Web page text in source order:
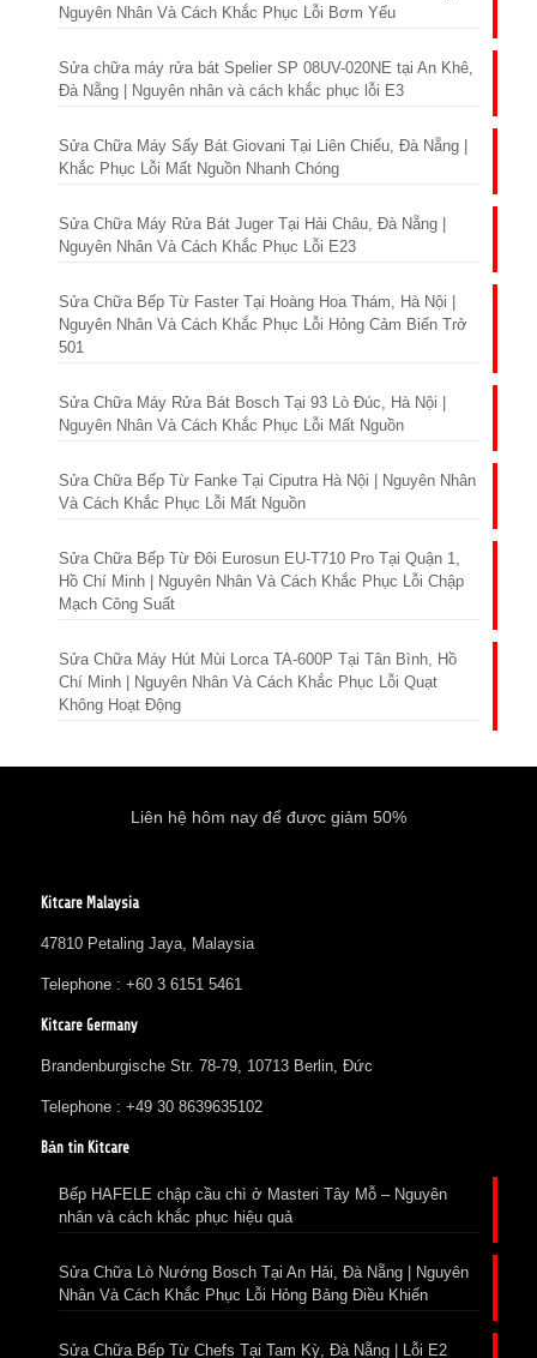
Nguyên Nhân Và Cách Khắc Phục Lỗi Bơm Yếu
Sửa chữa máy rửa bát Spelier SP 08UV-020NE tại An Khê,
Đà Nẵng | Nguyên nhân và cách khắc phục lỗi E3
Sửa Chữa Máy Sấy Bát Giovani Tại Liên Chiểu, Đà Nẵng |
Khắc Phục Lỗi Mất Nguồn Nhanh Chóng
Sửa Chữa Máy Rửa Bát Juger Tại Hải Châu, Đà Nẵng |
Nguyên Nhân Và Cách Khắc Phục Lỗi E23
Sửa Chữa Bếp Từ Faster Tại Hoàng Hoa Thám, Hà Nội |
Nguyên Nhân Và Cách Khắc Phục Lỗi Hỏng Cảm Biến Trở
501
Sửa Chữa Máy Rửa Bát Bosch Tại 93 Lò Đúc, Hà Nội |
Nguyên Nhân Và Cách Khắc Phục Lỗi Mất Nguồn
Sửa Chữa Bếp Từ Fanke Tại Ciputra Hà Nội | Nguyên Nhân
Và Cách Khắc Phục Lỗi Mất Nguồn
Sửa Chữa Bếp Từ Đôi Eurosun EU-T710 Pro Tại Quận 1,
Hồ Chí Minh | Nguyên Nhân Và Cách Khắc Phục Lỗi Chập
Mạch Công Suất
Sửa Chữa Máy Hút Mùi Lorca TA-600P Tại Tân Bình, Hồ
Chí Minh | Nguyên Nhân Và Cách Khắc Phục Lỗi Quạt
Không Hoạt Động
Liên hệ hôm nay để được giảm 50%
Kitcare Malaysia
47810 Petaling Jaya, Malaysia
Telephone : +60 3 6151 5461
Kitcare Germany
Brandenburgische Str. 78-79, 10713 Berlin, Đức
Telephone : +49 30 8639635102
Bản tin Kitcare
Bếp HAFELE chập cầu chì ở Masteri Tây Mỗ – Nguyên
nhân và cách khắc phục hiệu quả
Sửa Chữa Lò Nướng Bosch Tại An Hải, Đà Nẵng | Nguyên
Nhân Và Cách Khắc Phục Lỗi Hỏng Bảng Điều Khiển
Sửa Chữa Bếp Từ Chefs Tại Tam Kỳ, Đà Nẵng | Lỗi E2